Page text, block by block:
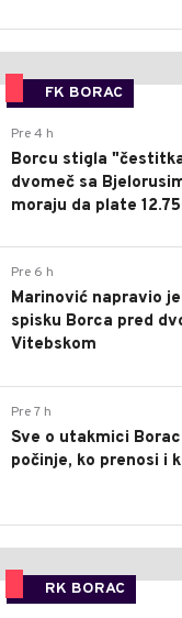
FK BORAC
Pre 4 h
Borcu stigla
dvomeč sa
moraju da plate
Pre 6 h
Marinović napravio
spisku Borca pred
Vitebskom
Pre 7 h
Sve o utakmici
počinje, ko prenosi i
RK BORAC